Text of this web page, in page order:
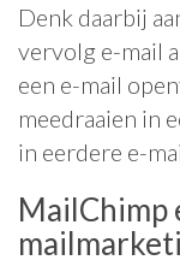
Denk daarbij
vervolg e-mail
een e-mail
meedraaien in
in eerdere e-
MailChimp